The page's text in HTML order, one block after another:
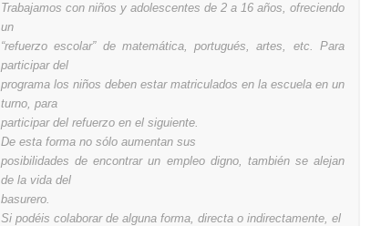
Trabajamos con niños y adolescentes de 2 a 16 años, ofreciendo
un
“refuerzo escolar” de matemática, portugués, artes, etc. Para
participar del
programa los niños deben estar matriculados en la escuela en un
turno, para
participar del refuerzo en el siguiente.
De esta forma no sólo aumentan sus
posibilidades de encontrar un empleo digno, también se alejan
de la vida del
basurero.
Si podéis colaborar de alguna forma, directa o indirectamente, el